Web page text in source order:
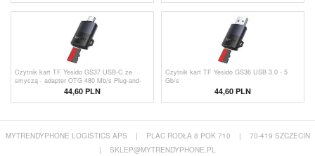
Czytnik kart TF Yesido GS37 USB-C ze
smyczą - adapter OTG 480 Mb/s Plug-and-
44,60 PLN
Czytnik kart TF Yesido GS36 USB 3.0 - 5
Gb/s
44,60 PLN
MYTRENDYPHONE LOGISTICS APS | PLAC RODŁA 8 POK 710 |
70-419 SZCZECIN
|
SKLEP@MYTRENDYPHONE.PL